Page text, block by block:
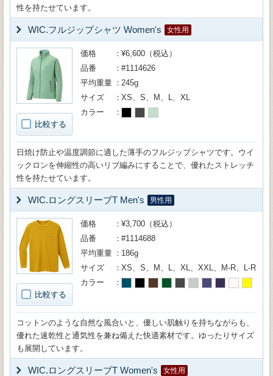
性を持たせています。
WIC.フルジップシャツ Women's 女性用
比較する
価格
¥6,600（税込）
品番
#1114626
平均重量
245g
サイズ
XS、S、M、L、XL
カラー
日焼け防止や温度調節に適した薄手のフルジップシャツです。ウイ
ックロンを伸縮性の高いリブ編みにすることで、優れたストレッチ
性を持たせています。
WIC.ロングスリーブT Men's 男性用
比較する
価格
¥3,700（税込）
品番
#1114688
平均重量
186g
サイズ
XS、S、M、L、XL、XXL、M-R、L-R
カラー
コットンのような自然な風合いと、優しい肌触りを持ちながらも、
優れた速乾性と通気性を兼ね備えた快適素材です。ゆったりサイズ
も展開しています。
WIC.ロングスリーブT Women's 女性用